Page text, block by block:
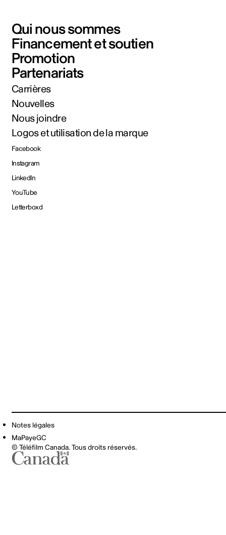
Qui nous sommes
Financement et soutien
Promotion
Partenariats
Carrières
Nouvelles
Nous joindre
Logos et utilisation de la marque
Facebook
Instagram
LinkedIn
YouTube
Letterboxd
Notes légales
MaPayeGC
© Téléfilm Canada. Tous droits réservés.